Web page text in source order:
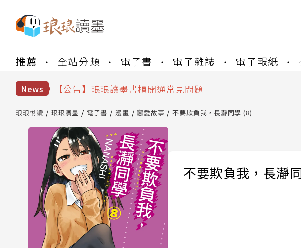
推薦 全站分類 電子書 電子雜誌 電子報紙
News
【公告】琅琅讀墨數位閱讀資產合併與書櫃開通申請
【公告】琅琅讀墨 3 分鐘完成書櫃開通與資產合併申請圖文
【公告】琅琅讀墨數位閱讀資產合併與書櫃開通申請
琅琅悅讀 琅琅讀墨 電子書 漫畫 戀愛故事 不要欺負我，長瀞同學 (8)
不要欺負我，長瀞